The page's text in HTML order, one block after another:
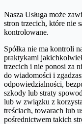
Nasza Usługa może
stron trzecich, które nie
kontrolowane.
Spółka nie ma kontroli
praktykami
trzecich i nie ponosi za
do wiadomości i
odpowiedzialności,
szkody lub straty
lub w związku z
treściach, towarach lub
pośrednictwem takich